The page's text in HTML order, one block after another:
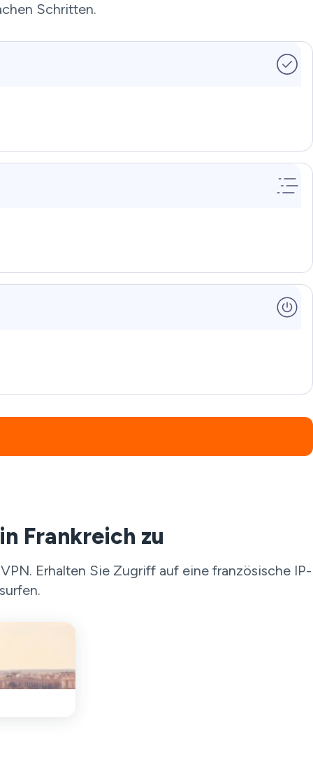
Schritten.
Frankreich zu
Erhalten Sie Zugriff auf eine französische IP-